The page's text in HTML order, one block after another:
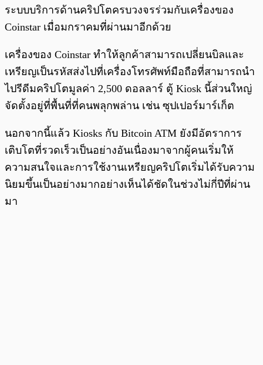
ระบบบริการด้านคริปโตครบวงจรร่วมกับเครื่องของ
Coinstar เมื่อมกราคมที่ผ่านมาอีกด้วย
เครื่องของ Coinstar ทำให้ลูกค้าสามารถเปลี่ยนบิลและ
เหรียญเป็นรหัสส่งไปที่เครื่องโทรศัพท์มือถือที่สามารถนำ
ไปรีดีมคริปโตมูลค่า 2,500 ดอลลาร์ ตู้ Kiosk นี้ส่วนใหญ่
จัดตั้งอยู่ที่พื้นที่ที่คนพลุกพล่าน เช่น ซุปเปอร์มาร์เก็ต
นอกจากนี้แล้ว Kiosks กับ Bitcoin ATM ยังมีอัตราการ
เติบโตที่รวดเร็วเป็นอย่างอันเนื่องมาจากผู้คนเริ่มให้
ความสนใจและการใช้งานเหรียญคริปโตเริ่มได้รับความ
นิยมขึ้นเป็นอย่างมากอย่างเห็นได้ชัดในช่วงไม่กี่ปีที่ผ่าน
มา